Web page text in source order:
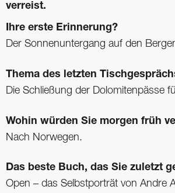
verreist.
Ihre erste Erinnerung?
Der Sonnenuntergang auf den
Thema des letzten
Die Schließung der Dolomitenpässe
Wohin würden Sie morgen früh
Nach Norwegen.
Das beste Buch, das Sie zuletzt
Open – das Selbstporträt von Andre